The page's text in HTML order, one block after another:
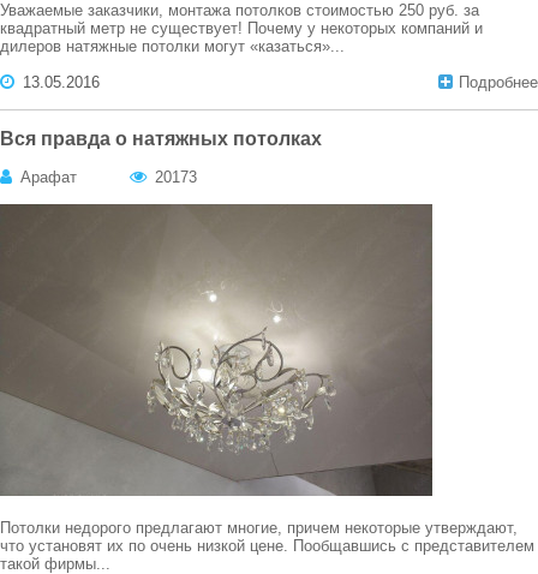
Уважаемые заказчики, монтажа потолков стоимостью 250 руб. за
квадратный метр не существует! Почему у некоторых компаний и
дилеров натяжные потолки могут «казаться»...
13.05.2016
Подробнее
Вся правда о натяжных потолках
Арафат 20173
Потолки недорого предлагают многие, причем некоторые утверждают,
что установят их по очень низкой цене. Пообщавшись с представителем
такой фирмы...